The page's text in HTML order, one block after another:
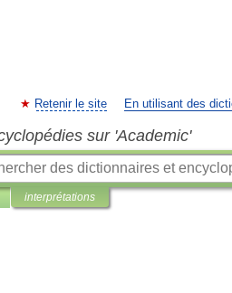
Retenir le site En utilisant des
sur 'Academic'
interprétations